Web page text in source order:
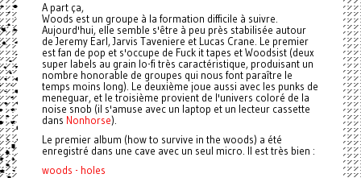
A part ça,
Woods est un groupe à la formation difficile à suivre.
Aujourd'hui, elle semble s'être à peu près stabilisée autour
de Jeremy Earl, Jarvis Taveniere et Lucas Crane. Le premier
est fan de pop et s'occupe de Fuck it tapes et Woodsist (deux
super labels au grain lo-fi très caractéristique, produisant un
nombre honorable de groupes qui nous font paraître le
temps moins long). Le deuxième joue aussi avec les punks de
meneguar, et le troisième provient de l'univers coloré de la
noise snob (il s'amuse avec un laptop et un lecteur cassette
dans Nonhorse).
Le premier album (how to survive in the woods) a été
enregistré dans une cave avec un seul micro. Il est très bien :
woods - holes